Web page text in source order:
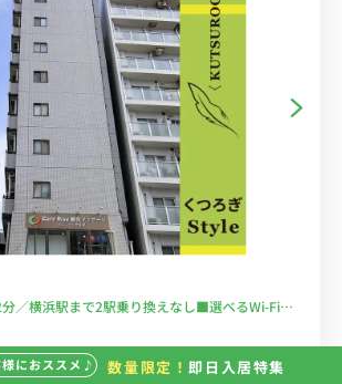
分／横浜駅まで2駅乗り換えなし■選べるWi-Fi格
子安駅 徒歩2分
様におススメ♪ 数量限定！ 即日入居特集